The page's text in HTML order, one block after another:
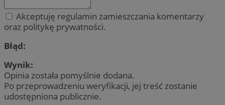
Akceptuję regulamin zamieszczania komentarzy
oraz politykę prywatności.
Błąd:
Wynik:
Opinia została pomyślnie dodana.
Po przeprowadzeniu weryfikacji, jej treść zostanie
udostępniona publicznie.